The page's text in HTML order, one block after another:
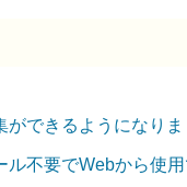
ができるようになり
ル不要でWebから使